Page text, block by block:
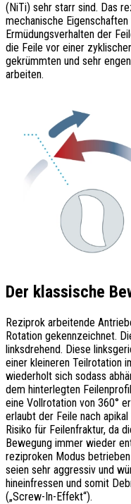
(NiTi) sehr starr sind. Das
mechanische
Ermüdungsverhalten der
die Feile vor einer
gekrümmten und sehr
arbeiten.
Der klassische
Reziprok arbeitende
Rotation gekennzeichnet.
linksdrehend. Diese
einer kleineren Teilrotation
wiederholt sich sodass
dem hinterlegten
eine Vollrotation von 360°
erlaubt der Feile nach
Risiko für Feilenfraktur, da
Bewegung immer wieder
reziproken Modus
seien sehr aggressiv und
hineinfressen und somit
(„Screw-In-Effekt“).